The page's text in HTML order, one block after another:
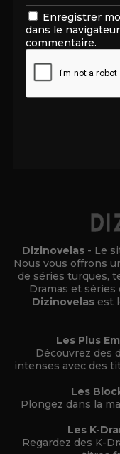
Enregistrer
dans le
commentaire.
Dizinovelas - Le
Nous vous offrons
de séries turques,
Dramas et
Dizinovelas est
Les Plus
Découvrez des
intenses avec des
Les
Plongez dans la
Les K-
Regardez des K-